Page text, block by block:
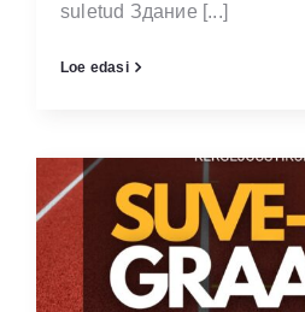
suletud Здание [...]
Loe edasi